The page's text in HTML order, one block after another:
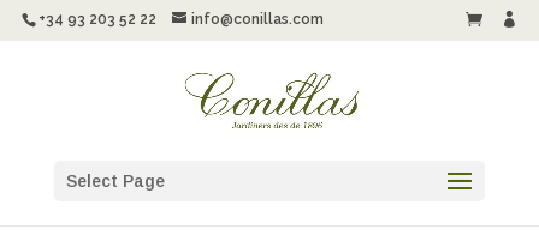
+34 93 203 52 22 info@conillas.com 

Select Page